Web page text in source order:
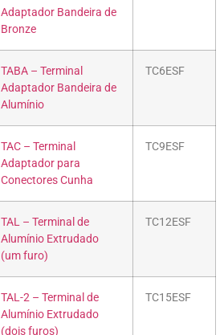
Adaptador Bandeira de
Bronze
TABA – Terminal
Adaptador Bandeira de
Alumínio
TC6ESF
TAC – Terminal
Adaptador para
Conectores Cunha
TC9ESF
TAL – Terminal de
Alumínio Extrudado
(um furo)
TC12ESF
TAL-2 – Terminal de
Alumínio Extrudado
(dois furos)
TC15ESF